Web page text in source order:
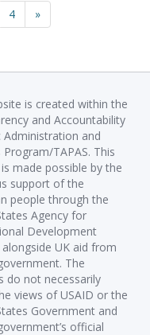
4 »
is created within the
and Accountability
Administration and
Program/TAPAS. This
made possible by the
support of the
people through the
Agency for
Development
alongside UK aid from
The
do not necessarily
views of USAID or the
Government and
official